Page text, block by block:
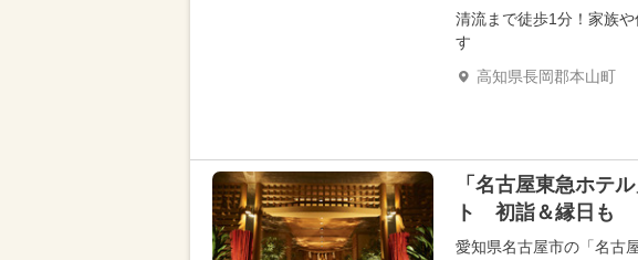
清流まで徒歩1分！家族
す
高知県長岡郡本山町
「名古屋東急ホテ
ト 初詣＆縁日も
愛知県名古屋市の「名古